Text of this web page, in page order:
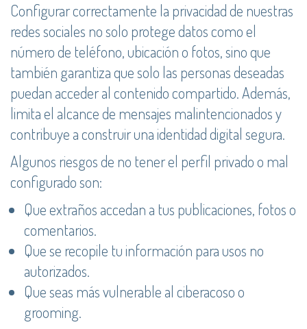
Configurar correctamente la privacidad de nuestras
redes sociales no solo protege datos como el
número de teléfono, ubicación o fotos, sino que
también garantiza que solo las personas deseadas
puedan acceder al contenido compartido. Además,
limita el alcance de mensajes malintencionados y
contribuye a construir una identidad digital segura.
Algunos riesgos de no tener el perfil privado o mal
configurado son:
Que extraños accedan a tus publicaciones, fotos o
comentarios.
Que se recopile tu información para usos no
autorizados.
Que seas más vulnerable al ciberacoso o
grooming.